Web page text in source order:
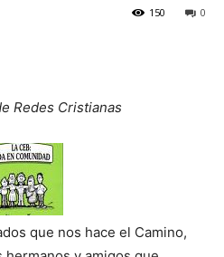
0
150
Redes Cristianas
que nos hace el Camino,